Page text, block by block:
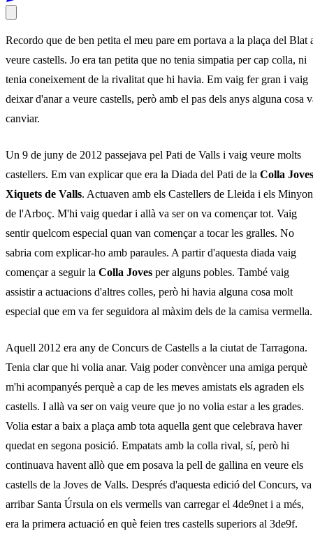
Recordo que de ben petita el meu pare em portava a la plaça del Blat
veure castells. Jo era tan petita que no tenia simpatia per cap colla, ni
tenia coneixement de la rivalitat que hi havia. Em vaig fer gran i vaig
deixar d'anar a veure castells, però amb el pas dels anys alguna cosa
canviar.
Un 9 de juny de 2012 passejava pel Pati de Valls i vaig veure molts
castellers. Em van explicar que era la Diada del Pati de la Colla Joves
Xiquets de Valls. Actuaven amb els Castellers de Lleida i els
de l'Arboç. M'hi vaig quedar i allà va ser on va començar tot. Vaig
sentir quelcom especial quan van començar a tocar les gralles. No
sabria com explicar-ho amb paraules. A partir d'aquesta diada vaig
començar a seguir la Colla Joves per alguns pobles. També vaig
assistir a actuacions d'altres colles, però hi havia alguna cosa molt
especial que em va fer seguidora al màxim dels de la camisa vermella.
Aquell 2012 era any de Concurs de Castells a la ciutat de Tarragona.
Tenia clar que hi volia anar. Vaig poder convèncer una amiga perquè
m'hi acompanyés perquè a cap de les meves amistats els agraden els
castells. I allà va ser on vaig veure que jo no volia estar a les grades.
Volia estar a baix a plaça amb tota aquella gent que celebrava haver
quedat en segona posició. Empatats amb la colla rival, sí, però hi
continuava havent allò que em posava la pell de gallina en veure els
castells de la Joves de Valls. Després d'aquesta edició del Concurs, va
arribar Santa Úrsula on els vermells van carregar el 4de9net i a més,
era la primera actuació en què feien tres castells superiors al 3de9f.